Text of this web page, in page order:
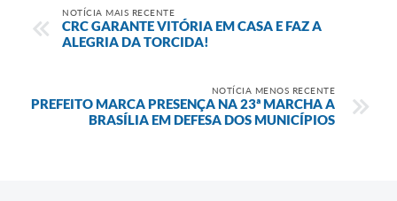
NOTÍCIA MAIS RECENTE
CRC GARANTE VITÓRIA EM CASA E FAZ A
ALEGRIA DA TORCIDA!
NOTÍCIA MENOS RECENTE
PREFEITO MARCA PRESENÇA NA 23ª MARCHA A
BRASÍLIA EM DEFESA DOS MUNICÍPIOS